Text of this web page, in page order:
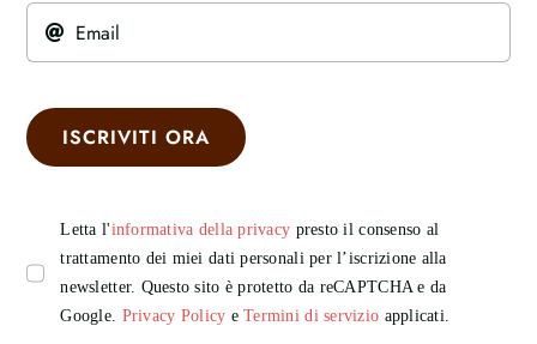
ISCRIVITI ORA
Letta l'informativa della privacy presto il consenso al
trattamento dei miei dati personali per l’iscrizione alla
newsletter. Questo sito è protetto da reCAPTCHA e da
Google. Privacy Policy eTermini di servizio applicati.